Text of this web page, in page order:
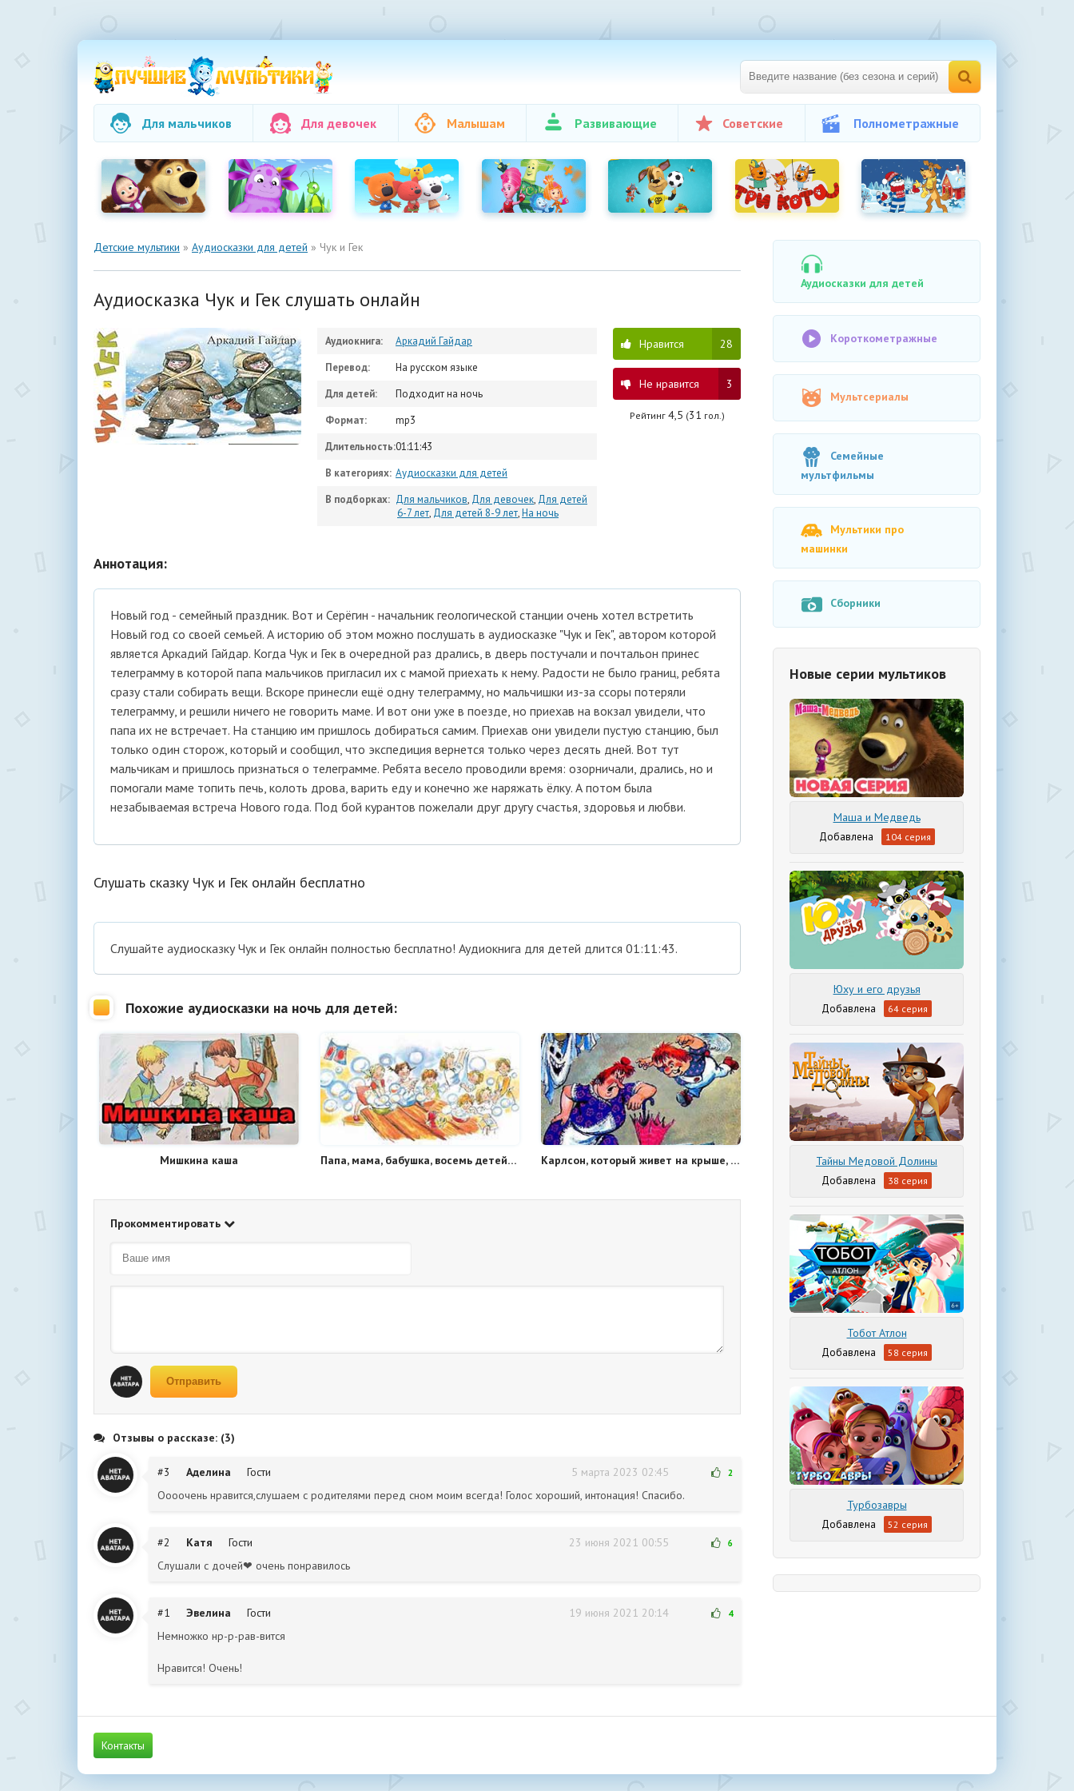
Для мальчиков Для девочек Малышам Развивающие Советские Полнометражные
Детские мультики » Аудиосказки для детей » Чук и Гек
Аудиосказка Чук и Гек слушать онлайн
Аудиокнига:
Аркадий Гайдар
Перевод:
На русском языке
Для детей:
Подходит на ночь
Формат:
mp3
Длительность:01:11:43
В категориях: Аудиосказки для детей
В подборках: Для мальчиков, Для девочек, Для детей
6-7 лет, Для детей 8-9 лет,На ночь
Нравится 28
Не нравится 3
Рейтинг 4,5 (31 гол.)
Аннотация:
Новый год - семейный праздник. Вот и Серёгин - начальник геологической станции очень хотел встретить
Новый год со своей семьей. А историю об этом можно послушать в аудиосказке "Чук и Гек", автором которой
является Аркадий Гайдар. Когда Чук и Гек в очередной раз дрались, в дверь постучали и почтальон принес
телеграмму в которой папа мальчиков пригласил их с мамой приехать к нему. Радости не было границ, ребята
сразу стали собирать вещи. Вскоре принесли ещё одну телеграмму, но мальчишки из-за ссоры потеряли
телеграмму, и решили ничего не говорить маме. И вот они уже в поезде, но приехав на вокзал увидели, что
папа их не встречает. На станцию им пришлось добираться самим. Приехав они увидели пустую станцию, был
только один сторож, который и сообщил, что экспедиция вернется только через десять дней. Вот тут
мальчикам и пришлось признаться о телеграмме. Ребята весело проводили время: озорничали, дрались, но и
помогали маме топить печь, колоть дрова, варить еду и конечно же наряжать ёлку. А потом была
незабываемая встреча Нового года. Под бой курантов пожелали друг другу счастья, здоровья и любви.
Слушать сказку Чук и Гек онлайн бесплатно
Cлушайте аудиосказку Чук и Гек онлайн полностью бесплатно! Аудиокнига для детей длится 01:11:43.
Похожие аудиосказки на ночь для детей:
Мишкина каша Папа, мама, бабушка, восемь детей и грузовик Карлсон, который живет на крыше, опять прилетел
Прокомментировать
Отправить
Отзывы о рассказе: (3)
#3 Аделина Гости 5 марта 2023 02:45 2
Оооочень нравится,слушаем с родителями перед сном моим всегда! Голос хороший, интонация! Спасибо.
#2 Катя Гости 23 июня 2021 00:55 6
Слушали с дочей❤ очень понравилось
#1 Эвелина Гости 19 июня 2021 20:14 4
Немножко нр-р-рав-вится
Нравится! Очень!
Аудиосказки для детей
Короткометражные
Мультсериалы
Семейные
мультфильмы
Мультики про
машинки
Сборники
Новые серии мультиков
Маша и Медведь
104 серия
Юху и его друзья
64 серия
Тайны Медовой Долины
38 серия
Тобот Атлон
58 серия
Турбозавры
52 серия
Контакты